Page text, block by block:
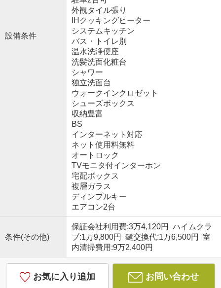
設備条件
外観タイル張り
IHクッキングヒーター
システムキッチン
バス・トイレ別
温水洗浄便座
洗髪洗面化粧台
シャワー
独立洗面台
ウォークインクロゼット
シューズボックス
収納豊富
BS
インターネット対応
ネット使用料無料
オートロック
TVモニタ付インターホン
宅配ボックス
複層ガラス
ディンプルキー
エアコン2台
条件(その他)
保証会社利用費:3万4,120円 ハイムクラ
ブ:1万9,800円 鍵交換代:1万6,500円 室
内清掃費用:9万2,400円
お気に入り追加 お問い合わせ